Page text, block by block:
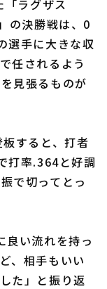
ラグザス
の決勝戦は、0
選手に大きな収
任されるよう
見張るものが
すると、打者
打率.364と好調
で切ってとっ
良い流れを持っ
、相手もいい
た」と振り返